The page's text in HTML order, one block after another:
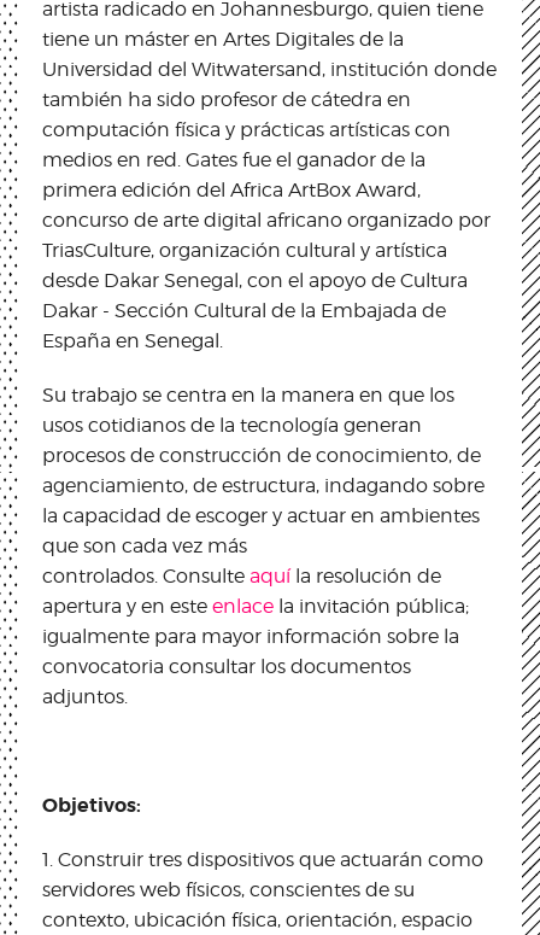
artista radicado en Johannesburgo, quien tiene
tiene un máster en Artes Digitales de la
Universidad del Witwatersand, institución donde
también ha sido profesor de cátedra en
computación física y prácticas artísticas con
medios en red. Gates fue el ganador de la
primera edición del Africa ArtBox Award,
concurso de arte digital africano organizado por
TriasCulture, organización cultural y artística
desde Dakar Senegal, con el apoyo de Cultura
Dakar - Sección Cultural de la Embajada de
España en Senegal.
Su trabajo se centra en la manera en que los
usos cotidianos de la tecnología generan
procesos de construcción de conocimiento, de
agenciamiento, de estructura, indagando sobre
la capacidad de escoger y actuar en ambientes
que son cada vez más
controlados. Consulte aquíla resolución de
apertura y en este enlace la invitación pública;
igualmente para mayor información sobre la
convocatoria consultar los documentos
adjuntos.
Objetivos:
1. Construir tres dispositivos que actuarán como
servidores web físicos, conscientes de su
contexto, ubicación física, orientación, espacio